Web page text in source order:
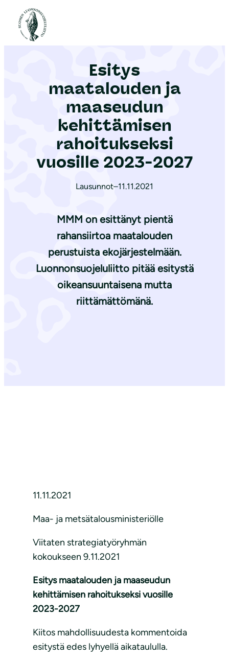
Etusivu
Esitys
maatalouden ja
maaseudun
kehittämisen
rahoitukseksi
vuosille 2023-2027
Lausunnot–11.11.2021
MMM on esittänyt pientä
rahansiirtoa maatalouden
perustuista ekojärjestelmään.
Luonnonsuojeluliitto pitää esitystä
oikeansuuntaisena mutta
riittämättömänä.
11.11.2021
Maa- ja metsätalousministeriölle
Viitaten strategiatyöryhmän
kokoukseen 9.11.2021
Esitys maatalouden ja maaseudun
kehittämisen rahoitukseksi vuosille
2023-2027
Kiitos mahdollisuudesta kommentoida
esitystä edes lyhyellä aikataululla.